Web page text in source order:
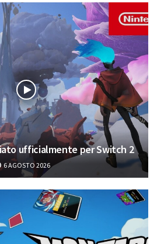
ufficialmente per Switch 2
6 AGOSTO 2026